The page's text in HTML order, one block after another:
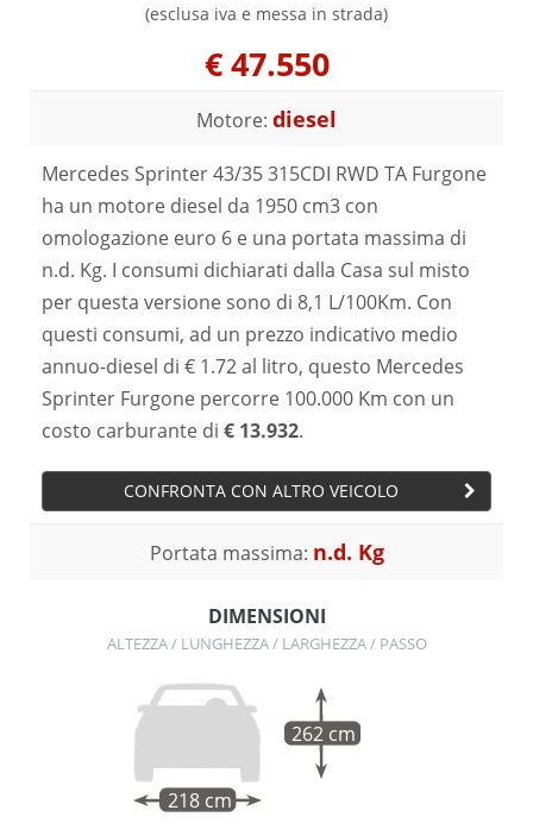
(esclusa iva e messa in strada)
€47.550
Motore: diesel
Mercedes Sprinter 43/35 315CDI RWD TA Furgone
ha un motore diesel da 1950 cm3 con
omologazione euro 6 e una portata massima di
n.d. Kg. I consumi dichiarati dalla Casa sul misto
per questa versione sono di 8,1 L/100Km. Con
questi consumi, ad un prezzo indicativo medio
annuo-diesel di € 1.72 al litro, questo Mercedes
Sprinter Furgone percorre 100.000 Km con un
costo carburante di € 13.932.
CONFRONTA CON ALTRO VEICOLO
Portata massima: n.d. Kg
DIMENSIONI
ALTEZZA / LUNGHEZZA / LARGHEZZA / PASSO
218 cm
262 cm